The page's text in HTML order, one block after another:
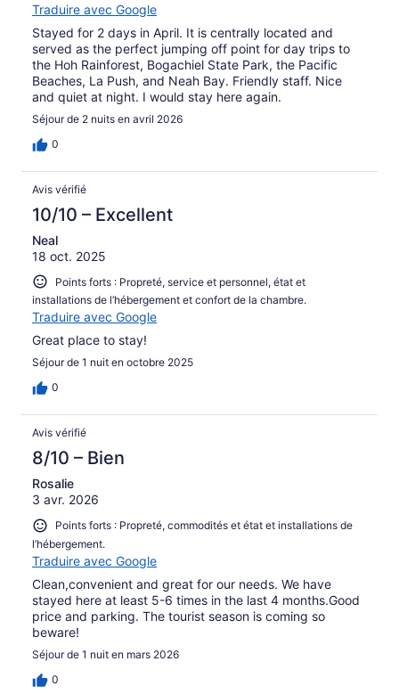
Traduire avec Google
Stayed for 2 days in April. It is centrally located and
served as the perfect jumping off point for day trips to
the Hoh Rainforest, Bogachiel State Park, the Pacific
Beaches, La Push, and Neah Bay. Friendly staff. Nice
and quiet at night. I would stay here again.
Séjour de 2 nuits en avril 2026
0
Avis vérifié
10/10 – Excellent
Neal
18 oct. 2025
Points forts : Propreté, service et personnel, état et
installations de l’hébergement et confort de la chambre.
Traduire avec Google
Great place to stay!
Séjour de 1 nuit en octobre 2025
0
Avis vérifié
8/10 – Bien
Rosalie
3 avr. 2026
Points forts : Propreté, commodités et état et installations de
l’hébergement.
Traduire avec Google
Clean,convenient and great for our needs. We have
stayed here at least 5-6 times in the last 4 months.Good
price and parking. The tourist season is coming so
beware!
Séjour de 1 nuit en mars 2026
0